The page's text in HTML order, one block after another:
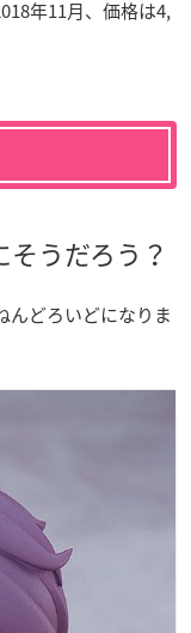
年11月、価格は4,
うだろう？
んどろいどになりま